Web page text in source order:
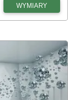
WYMIARY